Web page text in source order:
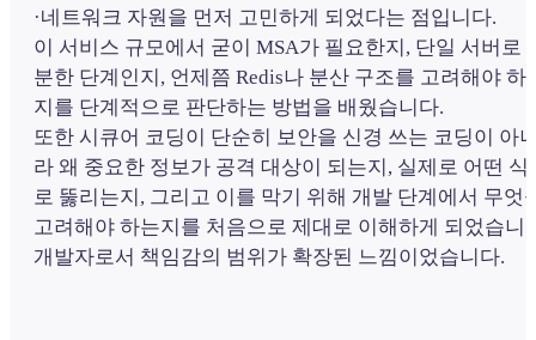
·네트워크 자원을 먼저 고민하게 되었다는 점입니다.
이 서비스 규모에서 굳이 MSA가 필요한지, 단일 서버로
분한 단계인지, 언제쯤 Redis나 분산 구조를 고려해야 하
지를 단계적으로 판단하는 방법을 배웠습니다.
또한 시큐어 코딩이 단순히 보안을 신경 쓰는 코딩이 아
라 왜 중요한 정보가 공격 대상이 되는지, 실제로 어떤 식
로 뚫리는지, 그리고 이를 막기 위해 개발 단계에서 무엇
고려해야 하는지를 처음으로 제대로 이해하게 되었습니
개발자로서 책임감의 범위가 확장된 느낌이었습니다.